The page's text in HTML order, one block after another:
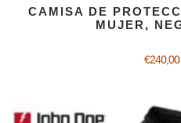
CAMISA DE
MUJER,
€240,00